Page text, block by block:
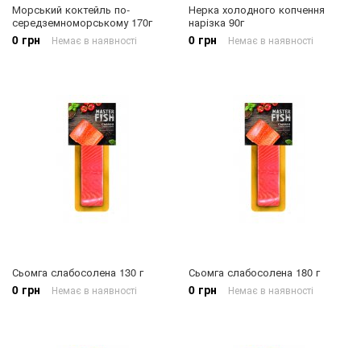
Морський коктейль по-
середземноморському 170г
0 грн Немає в наявності
Нерка холодного копчення
нарізка 90г
0 грн Немає в наявності
Сьомга слабосолена 130 г
0 грн Немає в наявності
Сьомга слабосолена 180 г
0 грн Немає в наявності